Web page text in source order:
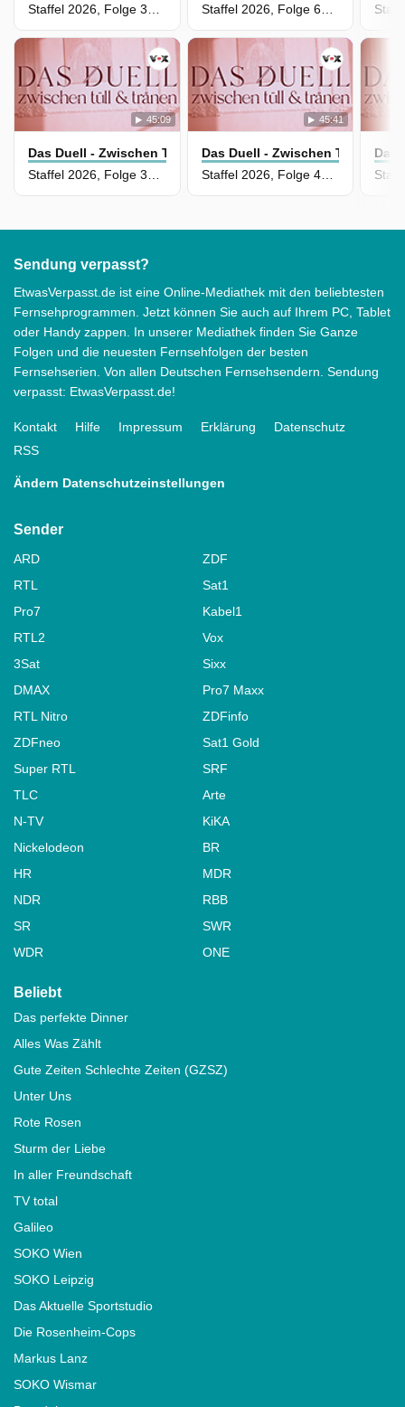
Staffel 2026, Folge 37 - Manuela Kriewen vs. Hannes Schrader
Staffel 2026, Folge 69 - Nihal Saridemir vs. Elaine Ferlita
45:09
Das Duell - Zwischen Tüll Und Tränen
45:41
Das Duell - Zwischen Tüll Und
Staffel 2026, Folge 43 - Jana Schmitter vs. Hannes Schrader
Das
Sendung verpasst?
EtwasVerpasst.de ist eine Online-Mediathek mit den beliebtesten
Fernsehprogrammen. Jetzt können Sie auch auf Ihrem PC, Tablet
oder Handy zappen. In unserer Mediathek finden Sie Ganze
Folgen und die neuesten Fernsehfolgen der besten
Fernsehserien. Von allen Deutschen Fernsehsendern. Sendung
verpasst: EtwasVerpasst.de!
Kontakt Hilfe Impressum Erklärung
Datenschutz
RSS
Ändern Datenschutzeinstellungen
Sender
ARD
ZDF
RTL
Sat1
Pro7
Kabel1
RTL2
Vox
3Sat
Sixx
DMAX
Pro7 Maxx
RTL Nitro
ZDFinfo
ZDFneo
Sat1 Gold
Super RTL
SRF
TLC
Arte
N-TV
KiKA
Nickelodeon
BR
HR
MDR
NDR
RBB
SR
SWR
WDR
ONE
Beliebt
Das perfekte Dinner
Alles Was Zählt
Gute Zeiten Schlechte Zeiten (GZSZ)
Unter Uns
Rote Rosen
Sturm der Liebe
In aller Freundschaft
TV total
Galileo
SOKO Wien
SOKO Leipzig
Das Aktuelle Sportstudio
Die Rosenheim-Cops
Markus Lanz
SOKO Wismar